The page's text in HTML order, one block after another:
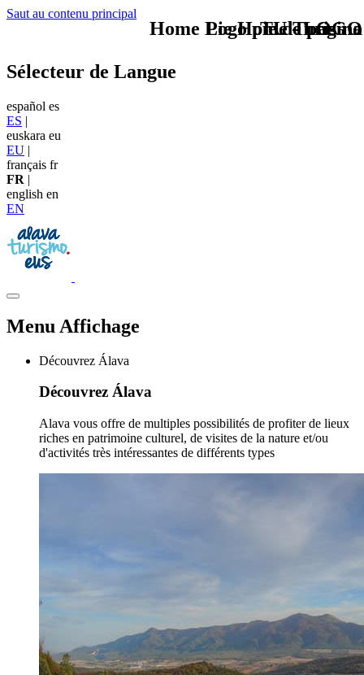
Saut au contenu principal
TU - LOGO
Sélecteur de Langue
español es
ES |
euskara eu
EU |
français fr
FR |
english en
EN
Menu Affichage
Découvrez Álava
Découvrez Álava
Alava vous offre de multiples possibilités de profiter de lieux
riches en patrimoine culturel, de visites de la nature et/ou
d'activités très intéressantes de différents types
Home Logo pie de página
Pie Home Turismo